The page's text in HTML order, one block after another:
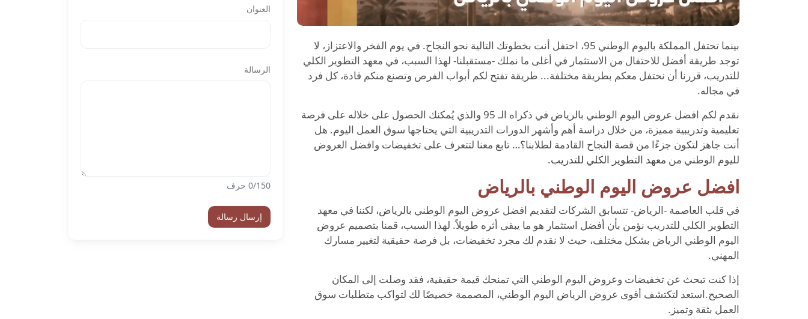
بينما تحتفل المملكة باليوم الوطني 95، احتفل أنت بخطوتك التالية نحو النجاح. في يوم الفخر والاعتزاز، لا
توجد طريقة أفضل للاحتفال من الاستثمار في أغلى ما نملك -مستقبلنا- لهذا السبب، في معهد التطوير الكلي
للتدريب، قررنا أن نحتفل معكم بطريقة مختلفة... طريقة تفتح لكم أبواب الفرص وتصنع منكم قادة، كل فرد
في مجاله.
نقدم لكم افضل عروض اليوم الوطني بالرياض في ذكراه الـ 95 والذي يُمكنك الحصول على خلاله على فرصة
تعليمية وتدريبية مميزة، من خلال دراسة أهم وأشهر الدورات التدريبية التي يحتاجها سوق العمل اليوم. هل
أنت جاهز لتكون جزءًا من قصة النجاح القادمة لطلابنا؟… تابع معنا لتتعرف على تخفيضات وافضل العروض
لليوم الوطني من معهد التطوير الكلي للتدريب.
افضل عروض اليوم الوطني بالرياض
في قلب العاصمة -الرياض- تتسابق الشركات لتقديم افضل عروض اليوم الوطني بالرياض، لكننا في معهد
التطوير الكلي للتدريب نؤمن بأن أفضل استثمار هو ما يبقى أثره طويلاً. لهذا السبب، قمنا بتصميم عروض
اليوم الوطني الرياض بشكل مختلف، حيث لا نقدم لك مجرد تخفيضات، بل فرصة حقيقية لتغيير مسارك
المهني.
إذا كنت تبحث عن تخفيضات وعروض اليوم الوطني التي تمنحك قيمة حقيقية، فقد وصلت إلى المكان
الصحيح.استعد لتكتشف أقوى عروض الرياض اليوم الوطني، المصممة خصيصًا لك لتواكب متطلبات سوق
العمل بثقة وتميز.
العنوان
الرسالة
0/150 حرف
إرسال رسالة